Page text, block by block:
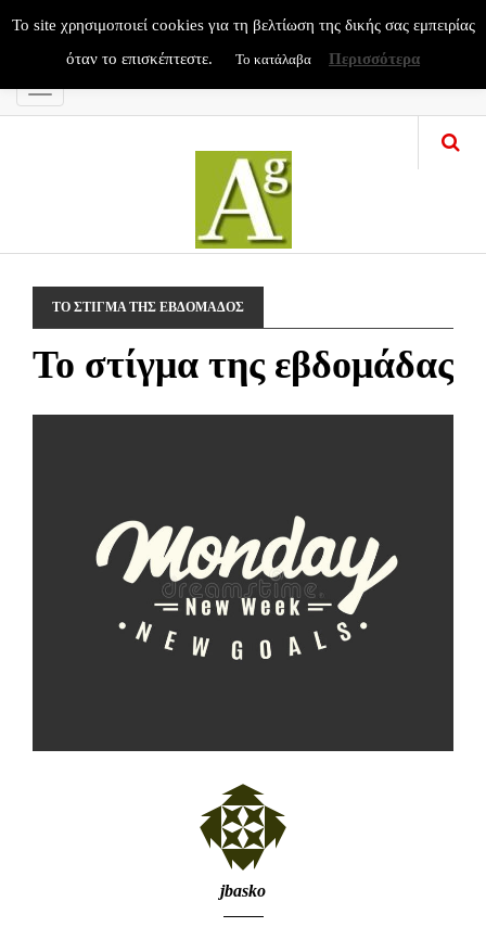
Menu
ΤΟ ΣΤΙΓΜΑ ΤΗΣ ΕΒΔΟΜΑΔΟΣ
Το στίγμα της εβδομάδας
jbasko
To site χρησιμοποιεί cookies για τη βελτίωση της δικής σας εμπειρίας
όταν το επισκέπτεστε.
Το κατάλαβα Περισσότερα